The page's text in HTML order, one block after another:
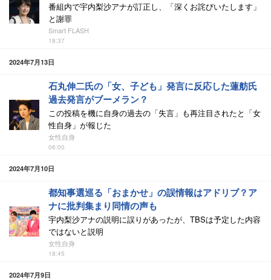
番組内で宇内梨沙アナが訂正し、「深くお詫びいたします」
と謝罪
Smart FLASH
18:37
2024年7月13日
石丸伸二氏の「女、子ども」発言に反応した蓮舫氏
過去発言がブーメラン？
この投稿を機に自身の過去の「失言」も再注目されたと「女
性自身」が報じた
女性自身
06:00
2024年7月10日
都知事選巡る「おまかせ」の誤情報はアドリブ？ア
ナに批判集まり同情の声も
宇内梨沙アナの説明に誤りがあったが、TBSは予定した内容
ではないと説明
女性自身
18:45
2024年7月9日